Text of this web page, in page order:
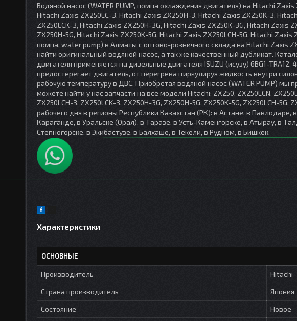
Водяной насос (WATER PUMP, помпа охлаждения двигателя) на Hitachi
Hitachi Zaxis ZX250LC-3, Hitachi Zaxis ZX250H-3, Hitachi Zaxis ZX250K-3,
ZX250LCK-3, Hitachi Zaxis ZX250H-3G, Hitachi Zaxis ZX250K-3G, Hitachi Zaxis
ZX250H-5G, Hitachi Zaxis ZX250K-5G, Hitachi Zaxis ZX250LCH-5G, Hitachi
помпа, water pump) в Алматы с оптово-розничного склада на Hitachi Zaxis
найти оригинальный водяной насос, а так же качественный дубликат.
двигателя применяется на дизельные двигателя ISUZU (исузу) 6BG1-TRA12,
предостерегает двигатель, от перегрева циркулируя жидкость внутри
рабочую температуру в ДВС. Приобретая водяной насос (WATER PUMP) мы
можете найти у нас запчасти на все модели Hitachi: ZX250, ZX250LCN,
ZX250LCH-3, ZX250LCK-3, ZX250H-3G, ZX250H-5G, ZX250K-5G, ZX250LCH-
рабочего дня в регионы Республики Казахстан (РК): в Астане, в
Караганде, в Уральске (Орал), в Таразе, в Усть-Каменгорске, в Атырау, в
Степногорске, в Экибастузе, в Балхаше, в Текели, в Рудном, в Бишкек.
Характеристики
ОСНОВНЫЕ
Производитель
Hitachi
Страна производитель
Япония
Состояние
Новое